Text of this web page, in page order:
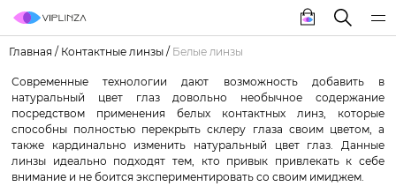
Главная / Контактные линзы / Белые линзы
Современные технологии дают возможность добавить в
натуральный цвет глаз довольно необычное содержание
посредством применения белых контактных линз, которые
способны полностью перекрыть склеру глаза своим цветом, а
также кардинально изменить натуральный цвет глаз. Данные
линзы идеально подходят тем, кто привык привлекать к себе
внимание и не боится экспериментировать со своим имиджем.